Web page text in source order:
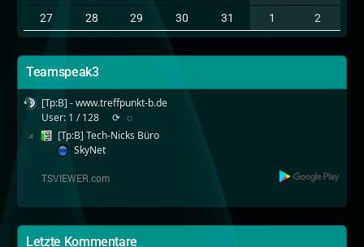
27
28 29 30 31 1 2
Teamspeak3
[Tp:B] - www.treffpunkt-b.de
User: 1 / 128
⟳ ◌
[Tp:B] Tech-Nicks Büro
SkyNet
Letzte Kommentare